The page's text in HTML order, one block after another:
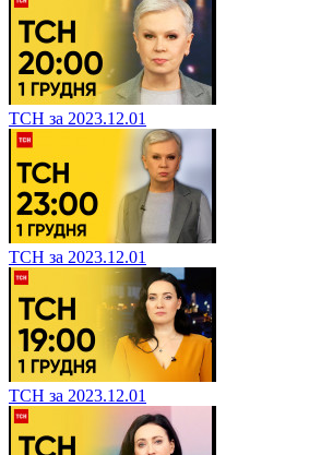
ТСН за 2023.12.01
ТСН за 2023.12.01
ТСН за 2023.12.01